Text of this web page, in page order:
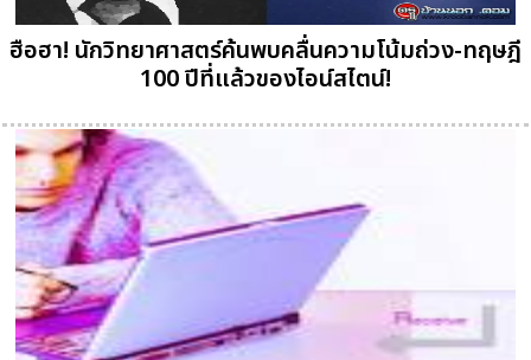
ฮือฮา! นักวิทยาศาสตร์ค้นพบคลื่นความโน้มถ่วง-ทฤษฎี
100 ปีที่แล้วของไอน์สไตน์!